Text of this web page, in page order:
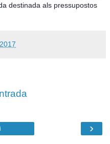
destinada als pressupostos
›